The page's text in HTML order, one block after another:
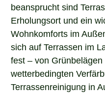
beansprucht sind
Erholungsort und ein
Wohnkomforts im
sich auf Terrassen im
fest – von
wetterbedingten
Terrassenreinigung in